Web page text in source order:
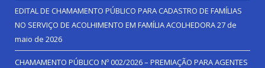
EDITAL DE CHAMAMENTO PÚBLICO PARA CADASTRO DE FAMÍLIAS
NO SERVIÇO DE ACOLHIMENTO EM FAMÍLIA ACOLHEDORA27 de
maio de 2026
CHAMAMENTO PÚBLICO Nº 002/2026 – PREMIAÇÃO PARA AGENTES